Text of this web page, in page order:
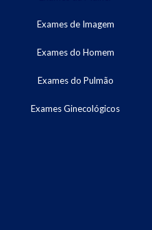
Exames de Imagem
Exames do Homem
Exames do Pulmão
Exames Ginecológicos